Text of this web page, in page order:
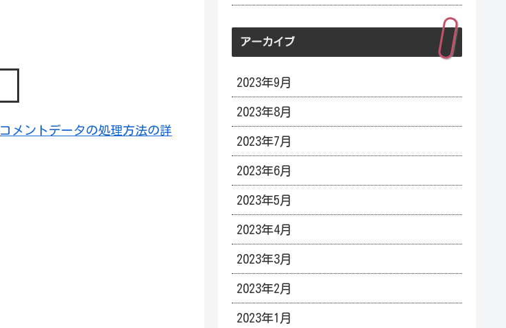
コメントデータの処理方法の詳
アーカイブ
2023年9月
2023年8月
2023年7月
2023年6月
2023年5月
2023年4月
2023年3月
2023年2月
2023年1月